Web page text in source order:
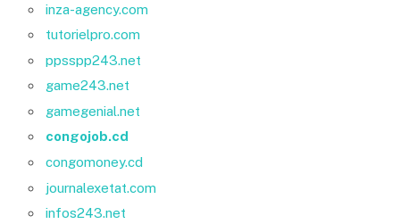
inza-agency.com
tutorielpro.com
ppsspp243.net
game243.net
gamegenial.net
congojob.cd
congomoney.cd
journalexetat.com
infos243.net